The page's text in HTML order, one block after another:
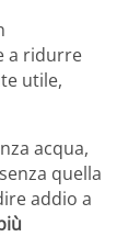
a ridurre
utile,
acqua,
quella
addio a